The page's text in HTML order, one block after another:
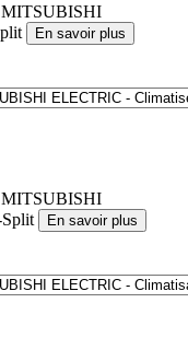
MITSUBISHI
En savoir plus
MITSUBISHI
En savoir plus